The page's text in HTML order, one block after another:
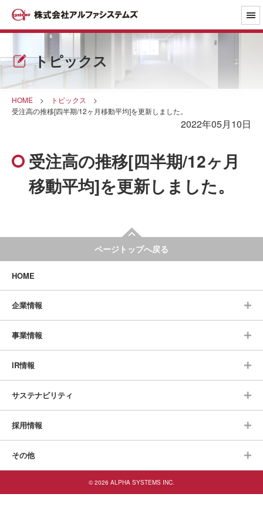
トピックス
HOME > トピックス
>
受注高の推移[四半期/12ヶ月移動平均]を更新しました。
2022年05月10日
受注高の推移[四半期/12ヶ月
移動平均]を更新しました。
ページトップへ戻る
HOME
企業情報
事業情報
IR情報
サステナビリティ
採用情報
その他
© 2026 ALPHA SYSTEMS INC.